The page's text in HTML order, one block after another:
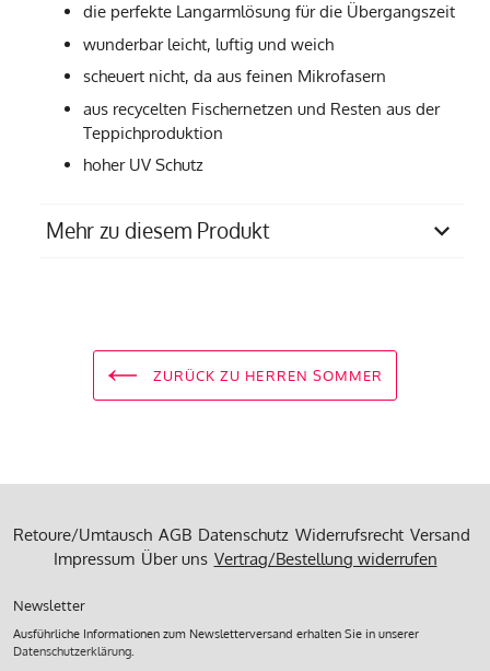
die perfekte Langarmlösung für die Übergangszeit
wunderbar leicht, luftig und weich
scheuert nicht, da aus feinen Mikrofasern
aus recycelten Fischernetzen und Resten aus der
Teppichproduktion
hoher UV Schutz
Mehr zu diesem Produkt
Produziert in Slowakei
ZURÜCK ZU HERREN SOMMER
Retoure/Umtausch AGB Datenschutz Widerrufsrecht Versand
Impressum Über uns Vertrag/Bestellung widerrufen
Newsletter
Ausführliche Informationen zum Newsletterversand erhalten Sie in unserer
Datenschutzerklärung.